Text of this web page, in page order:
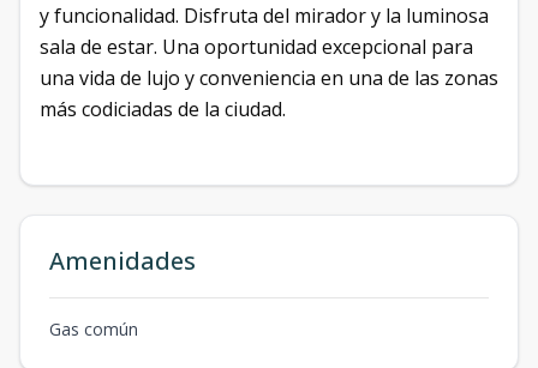
y funcionalidad. Disfruta del mirador y la luminosa
sala de estar. Una oportunidad excepcional para
una vida de lujo y conveniencia en una de las zonas
más codiciadas de la ciudad.
Amenidades
Gas común